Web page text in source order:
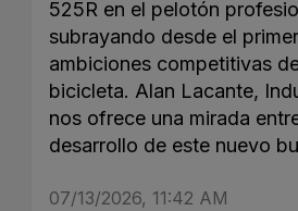
525R en el pelotón
subrayando desde el
ambiciones competitivas
bicicleta. Alan Lacante,
nos ofrece una mirada
desarrollo de este nuevo
07/13/2026, 11:42 AM